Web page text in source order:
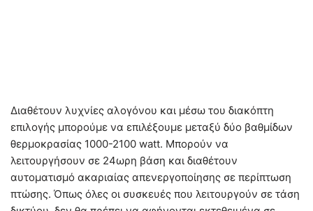
Διαθέτουν λυχνίες αλογόνου και μέσω του διακόπτη
επιλογής μπορούμε να επιλέξουμε μεταξύ δύο βαθμίδων
θερμοκρασίας 1000-2100 watt. Μπορούν να
λειτουργήσουν σε 24ωρη βάση και διαθέτουν
αυτοματισμό ακαριαίας απενεργοποίησης σε περίπτωση
πτώσης. Όπως όλες οι συσκευές που λειτουργούν σε τάση